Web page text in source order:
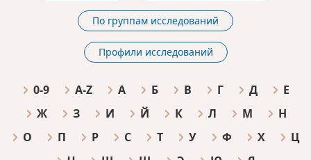
По группам исследований
Профили исследований
0-9 A-Z А Б В Г Д
Е
Ж
З И Й К Л М
Н
О
П Р С Т У Ф Х
Ц